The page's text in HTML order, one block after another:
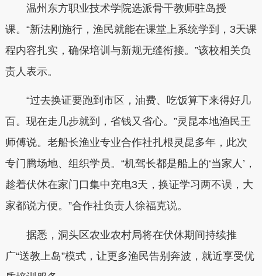
温州东方职业技术学院选派骨干教师驻岛授
课。“新法刚施行，渔民就能在课堂上系统学到，3天课
程内容扎实，确保培训与新规无缝衔接。”该校相关负
责人表示。
“过去换证要跑到市区，油费、吃饭算下来得好几
百。现在走几步就到，省钱又省心。”灵昆本地渔民王
师傅说。老船长渔业专业合作社扎根灵昆多年，此次
专门腾场地、组织学员。“机驾长都是船上的‘当家人’，
趁着伏休在家门口集中充电3天，换证学习两不误，大
家都说方便。”合作社负责人徐福克说。
据悉，洞头区农业农村局将在伏休期间持续推
广“送教上岛”模式，让更多渔民告别奔波，就近享受优